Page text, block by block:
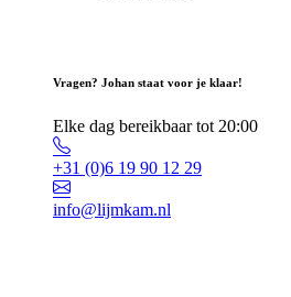
Vragen? Johan staat voor je klaar!
Elke dag bereikbaar tot 20:00
+31 (0)6 19 90 12 29
info@lijmkam.nl